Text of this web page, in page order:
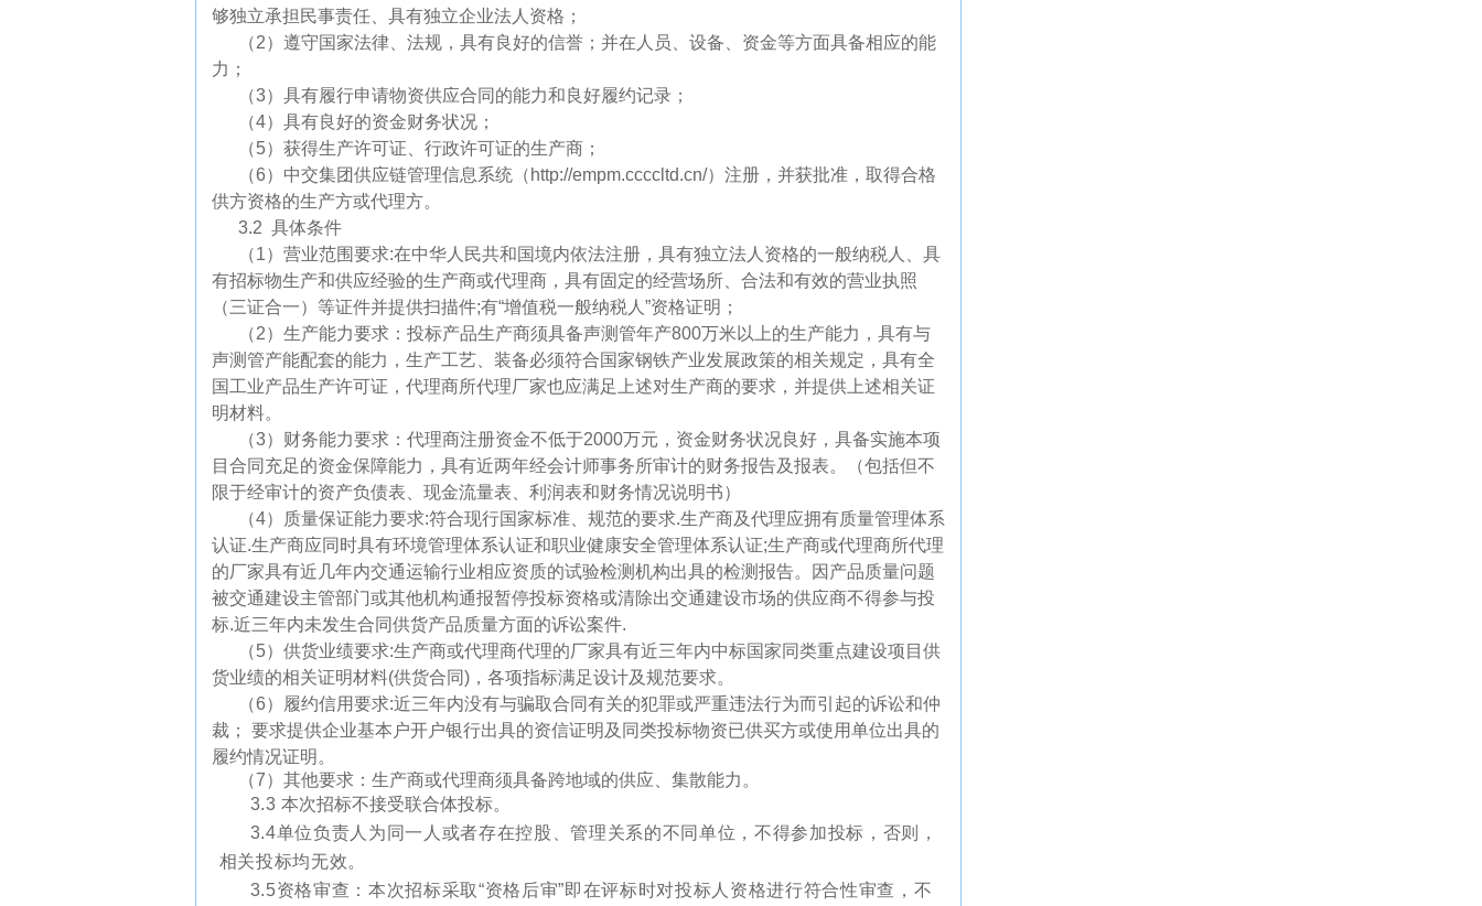
够独立承担民事责任、具有独立企业法人资格；
（2）遵守国家法律、法规，具有良好的信誉；并在人员、设备、资金等方面具备相应的能
力；
（3）具有履行申请物资供应合同的能力和良好履约记录；
（4）具有良好的资金财务状况；
（5）获得生产许可证、行政许可证的生产商；
（6）中交集团供应链管理信息系统（ http://empm.ccccltd.cn/）注册，并获批准，取得合格
供方资格的生产方或代理方。
3.2 具体条件
（1）营业范围要求:在中华人民共和国境内依法注册，具有独立法人资格的一般纳税人、具
有招标物生产和供应经验的生产商或代理商，具有固定的经营场所、合法和有效的营业执照
（三证合一）等证件并提供扫描件;有“增值税一般纳税人”资格证明；
（2）生产能力要求：投标产品生产商须具备声测管年产800万米以上的生产能力，具有与
声测管产能配套的能力，生产工艺、装备必须符合国家钢铁产业发展政策的相关规定，具有全
国工业产品生产许可证，代理商所代理厂家也应满足上述对生产商的要求，并提供上述相关证
明材料。
（3） 财务能力要求：代理商注册资金不低于2000万元，资金财务状况良好，具备实施本项
目合同充足的资金保障能力，具有近两年经会计师事务所审计的财务报告及报表。（包括但不
限于经审计的资产负债表、现金流量表、利润表和财务情况说明书）
（4）质量保证能力要求:符合现行国家标准、规范的要求.生产商及代理应拥有质量管理体系
认证.生产商应同时具有环境管理体系认证和职业健康安全管理体系认证;生产商或代理商所代理
的厂家具有近几年内交通运输行业相应资质的试验检测机构出具的检测报告。因产品质量问题
被交通建设主管部门或其他机构通报暂停投标资格或清除出交通建设市场的供应商不得参与投
标.近三年内未发生合同供货产品质量方面的诉讼案件.
（5）供货业绩要求:生产商或代理商代理的厂家具有近三年内中标国家同类重点建设项目供
货业绩的相关证明材料(供货合同)，各项指标满足设计及规范要求。
（6）履约信用要求:近三年内没有与骗取合同有关的犯罪或严重违法行为而引起的诉讼和仲
裁； 要求提供企业基本户开户银行出具的资信证明及同类投标物资已供买方或使用单位出具的
履约情况证明。
（7）其他要求：生产商或代理商须具备跨地域的供应、集散能力。
3.3本次招标不接受联合体投标。
3.4单位负责人为同一人或者存在控股、管理关系的不同单位，不得参加投标，否则，
相关投标均无效。
3.5资格审查：本次招标采取“资格后审”即在评标时对投标人资格进行符合性审查，不